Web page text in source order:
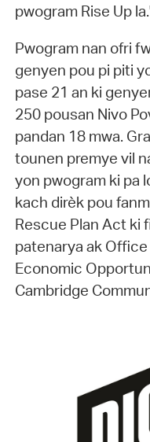
pwogram Rise Up
Pwogram nan ofri
genyen pou pi piti
pase 21 an ki
250 pousan Nivo
pandan 18 mwa.
tounen premye vil
yon pwogram ki pa
kach dirèk pou
Rescue Plan Act ki
patenarya ak
Economic
Cambridge